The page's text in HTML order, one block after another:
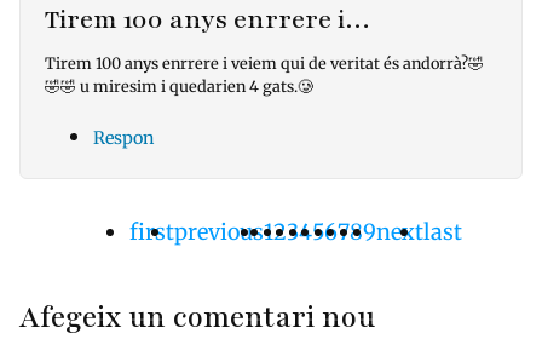
Tirem 100 anys enrrere i…
Tirem 100 anys enrrere i veiem qui de veritat és andorrà?🤣
🤣🤣 u miresim i quedarien 4 gats.🥲
Respon
PaginacióPrimera
firstPàgina
previousPàgina
1Pàgina
2Pàgina
3Pàgina
4Pàgina
5Pàgina
6Pàgina
7Pàgina
8Pàgina
9Pàgina
nextÚltima
last
Afegeix un comentari nou